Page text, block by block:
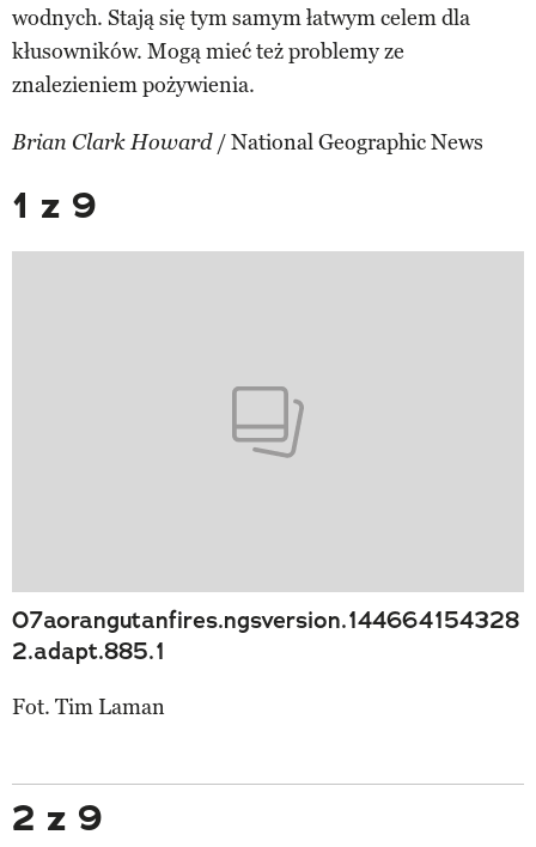
wodnych. Stają się tym samym łatwym celem dla
kłusowników. Mogą mieć też problemy ze
znalezieniem pożywienia.
Brian Clark Howard/ National Geographic News
1 z 9
07aorangutanfires.ngsversion.144664154328
2.adapt.885.1
Fot. Tim Laman
2 z 9